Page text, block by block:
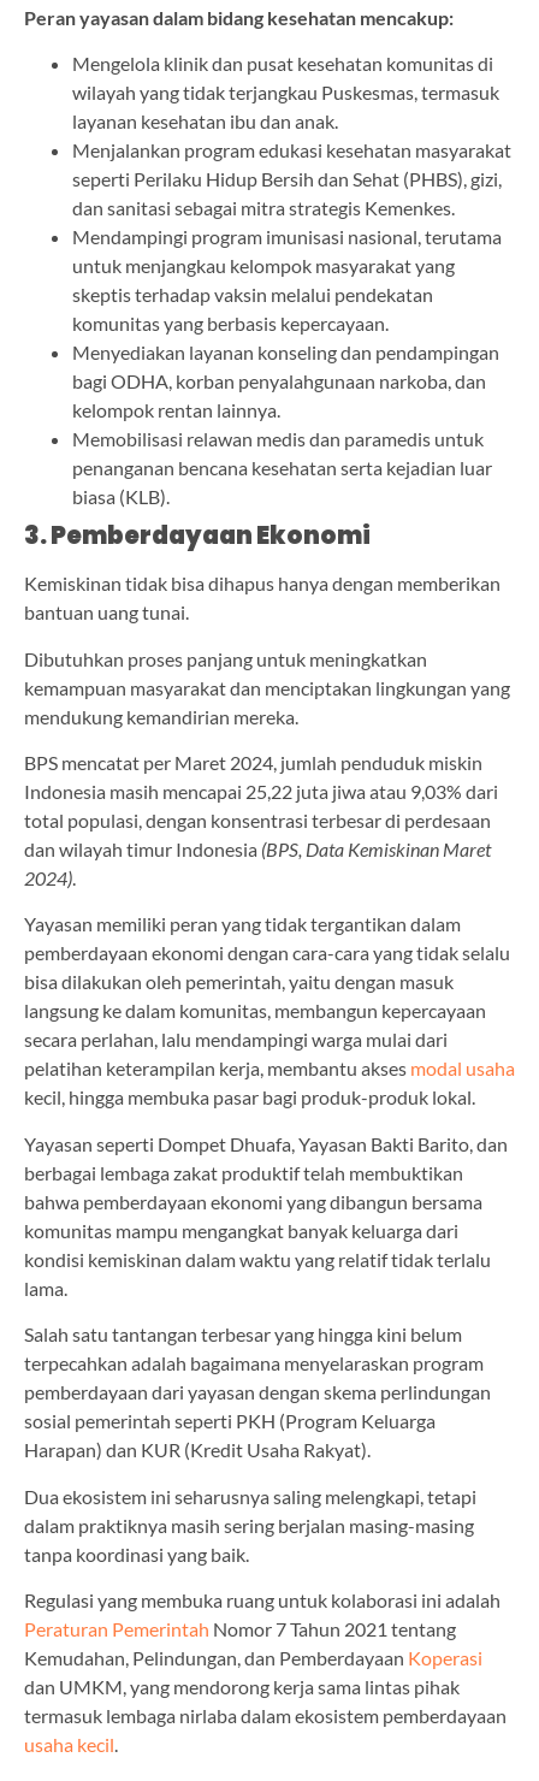
Peran yayasan dalam bidang kesehatan mencakup:
Mengelola klinik dan pusat kesehatan komunitas di
wilayah yang tidak terjangkau Puskesmas, termasuk
layanan kesehatan ibu dan anak.
Menjalankan program edukasi kesehatan masyarakat
seperti Perilaku Hidup Bersih dan Sehat (PHBS), gizi,
dan sanitasi sebagai mitra strategis Kemenkes.
Mendampingi program imunisasi nasional, terutama
untuk menjangkau kelompok masyarakat yang
skeptis terhadap vaksin melalui pendekatan
komunitas yang berbasis kepercayaan.
Menyediakan layanan konseling dan pendampingan
bagi ODHA, korban penyalahgunaan narkoba, dan
kelompok rentan lainnya.
Memobilisasi relawan medis dan paramedis untuk
penanganan bencana kesehatan serta kejadian luar
biasa (KLB).
3. Pemberdayaan Ekonomi
Kemiskinan tidak bisa dihapus hanya dengan memberikan
bantuan uang tunai.
Dibutuhkan proses panjang untuk meningkatkan
kemampuan masyarakat dan menciptakan lingkungan yang
mendukung kemandirian mereka.
BPS mencatat per Maret 2024, jumlah penduduk miskin
Indonesia masih mencapai 25,22 juta jiwa atau 9,03% dari
total populasi, dengan konsentrasi terbesar di perdesaan
dan wilayah timur Indonesia (BPS, Data Kemiskinan Maret
2024).
Yayasan memiliki peran yang tidak tergantikan dalam
pemberdayaan ekonomi dengan cara-cara yang tidak selalu
bisa dilakukan oleh pemerintah, yaitu dengan masuk
langsung ke dalam komunitas, membangun kepercayaan
secara perlahan, lalu mendampingi warga mulai dari
pelatihan keterampilan kerja, membantu akses modal usaha
kecil, hingga membuka pasar bagi produk-produk lokal.
Yayasan seperti Dompet Dhuafa, Yayasan Bakti Barito, dan
berbagai lembaga zakat produktif telah membuktikan
bahwa pemberdayaan ekonomi yang dibangun bersama
komunitas mampu mengangkat banyak keluarga dari
kondisi kemiskinan dalam waktu yang relatif tidak terlalu
lama.
Salah satu tantangan terbesar yang hingga kini belum
terpecahkan adalah bagaimana menyelaraskan program
pemberdayaan dari yayasan dengan skema perlindungan
sosial pemerintah seperti PKH (Program Keluarga
Harapan) dan KUR (Kredit Usaha Rakyat).
Dua ekosistem ini seharusnya saling melengkapi, tetapi
dalam praktiknya masih sering berjalan masing-masing
tanpa koordinasi yang baik.
Regulasi yang membuka ruang untuk kolaborasi ini adalah
Peraturan Pemerintah Nomor 7 Tahun 2021 tentang
Kemudahan, Pelindungan, dan Pemberdayaan Koperasi
dan UMKM, yang mendorong kerja sama lintas pihak
termasuk lembaga nirlaba dalam ekosistem pemberdayaan
usaha kecil.